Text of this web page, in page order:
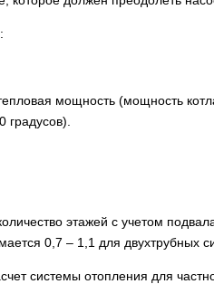
мощность (мощность
градусов).
этажей с учетом
0,7 – 1,1 для двухтрубных
системы отопления для